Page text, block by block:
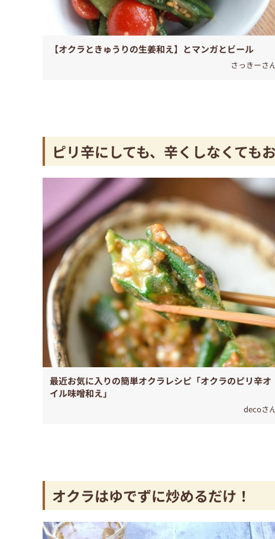
【オクラときゅうりの生姜和え】とマンガとビール
さっきーさ
ピリ辛にしても、辛くしなくても
最近お気に入りの簡単オクラレシピ「オクラのピリ辛オ
イル味噌和え」
decoさ
オクラはゆでずに炒めるだけ！